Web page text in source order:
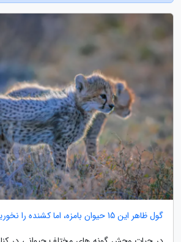
گول ظاهر این 15 حیوان بامزه، اما کشنده را نخورید!